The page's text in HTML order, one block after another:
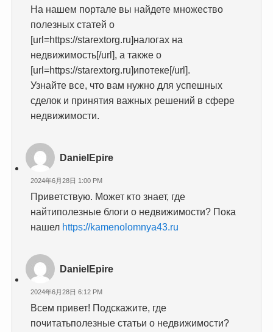
На нашем портале вы найдете множество
полезных статей о
[url=https://starextorg.ru]налогах на
недвижимость[/url], а также о
[url=https://starextorg.ru]ипотеке[/url].
Узнайте все, что вам нужно для успешных
сделок и принятия важных решений в сфере
недвижимости.
DanielEpire
2024年6月28日 1:00 PM
Приветствую. Может кто знает, где
найтиполезные блоги о недвижимости? Пока
нашел https://kamenolomnya43.ru
DanielEpire
2024年6月28日 6:12 PM
Всем привет! Подскажите, где
почитатьполезные статьи о недвижимости?